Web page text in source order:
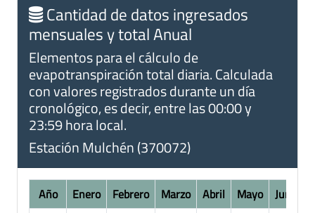
Cantidad de datos ingresados
mensuales y total Anual
Elementos para el cálculo de
evapotranspiración total diaria. Calculada
con valores registrados durante un día
cronológico, es decir, entre las 00:00 y
23:59 hora local.
Estación Mulchén (370072)
Año Enero Febrero Marzo Abril Mayo Junio